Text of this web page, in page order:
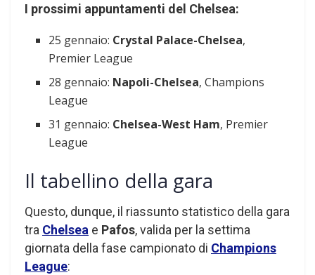
I prossimi appuntamenti del Chelsea:
25 gennaio: Crystal Palace-Chelsea,
Premier League
28 gennaio: Napoli-Chelsea, Champions
League
31 gennaio: Chelsea-West Ham, Premier
League
Il tabellino della gara
Questo, dunque, il riassunto statistico della gara
tra Chelsea e Pafos, valida per la settima
giornata della fase campionato di Champions
League: